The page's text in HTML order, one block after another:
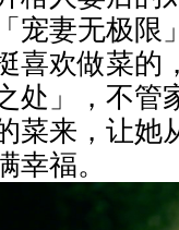
「宠妻无极
喜欢做菜的
处」，不管
菜来，让她
幸福。